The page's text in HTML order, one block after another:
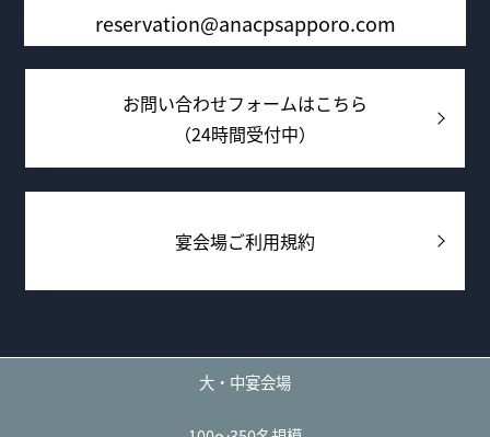
お問い合わせフォームはこちら
（24時間受付中）
reservation@anacpsapporo.com
宴会場ご利用規約
大・中宴会場